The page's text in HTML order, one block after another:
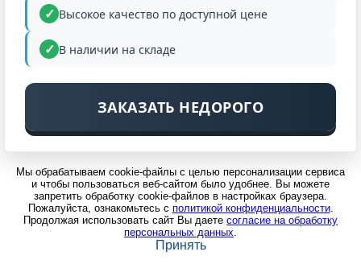
Высокое качество по доступной цене
В наличии на складе
ЗАКАЗАТЬ НЕДОРОГО
Мы обрабатываем cookie-файлы с целью персонализации сервиса
и чтобы пользоваться веб-сайтом было удобнее. Вы можете
запретить обработку cookie-файлов в настройках браузера.
Пожалуйста, ознакомьтесь с политикой конфиденциальности.
Продолжая использовать сайт Вы даете согласие на обработку
персональных данных.
Принять